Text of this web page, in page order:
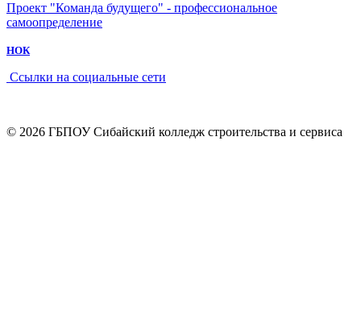
Проект "Команда будущего" - профессиональное
самоопределение
НОК
Ссылки на социальные сети
© 2026 ГБПОУ Сибайский колледж строительства и сервиса